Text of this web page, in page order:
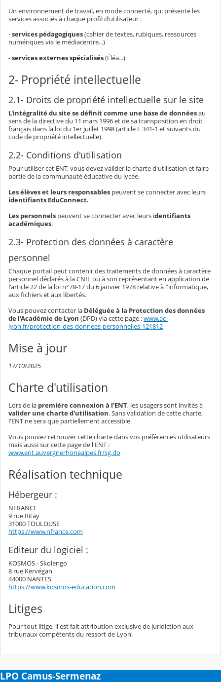
Un environnement de travail, en mode connecté, qui présente les
services associés à chaque profil d’utilisateur :
-services pédagogiques(cahier de textes, rubiques, ressources
numériques via le médiacentre...)
-services externes spécialisés(Éléa...)
2- Propriété intellectuelle
2.1- Droits de propriété intellectuelle sur le site
L'intégralité du site se définit comme une base de donnéesau
sens de la directive du 11 mars 1996 et de sa transposition en droit
français dans la loi du 1er juillet 1998 (article L 341-1 et suivants du
code de propriété intellectuelle).
2.2- Conditions d'utilisation
Pour utiliser cet ENT, vous devez valider la charte d'utilisation et faire
partie de la communauté éducative du lycée.
Les élèves et leurs responsables peuvent se connecter avec leurs
identifiants EduConnect.
Les personnels peuvent se connecter avec leurs identifiants
académiques.
2.3- Protection des données à caractère
personnel
Chaque portail peut contenir des traitements de données à caractère
personnel déclarés à la CNIL ou à son représentant en application de
l'article 22 de la loi n°78-17 du 6 janvier 1978 relative à l'informatique,
aux fichiers et aux libertés.
Vous pouvez contacter la Déléguée à la Protection des données
de l'Académie de Lyon (DPD) via cette page :www.ac-
lyon.fr/protection-des-donnees-personnelles-121812
Mise à jour
17/10/2025
Charte d'utilisation
Lors de la première connexion à l'ENT, les usagers sont invités à
valider une charte d'utilisation. Sans validation de cette charte,
l'ENT ne sera que partiellement accessible.
Vous pouvez retrouver cette charte dans vos préférences utilisateurs
mais aussi sur cette page de l'ENT :
www.ent.auvergnerhonealpes.fr/sg.do
Réalisation technique
Hébergeur :
NFRANCE
9 rue Ritay
31000 TOULOUSE
https://www.nfrance.com
Editeur du logiciel :
KOSMOS - Skolengo
8 rue Kervégan
44000 NANTES
https://www.kosmos-education.com
Litiges
Pour tout litige, il est fait attribution exclusive de juridiction aux
tribunaux compétents du ressort de Lyon.
LPO Camus-Sermenaz